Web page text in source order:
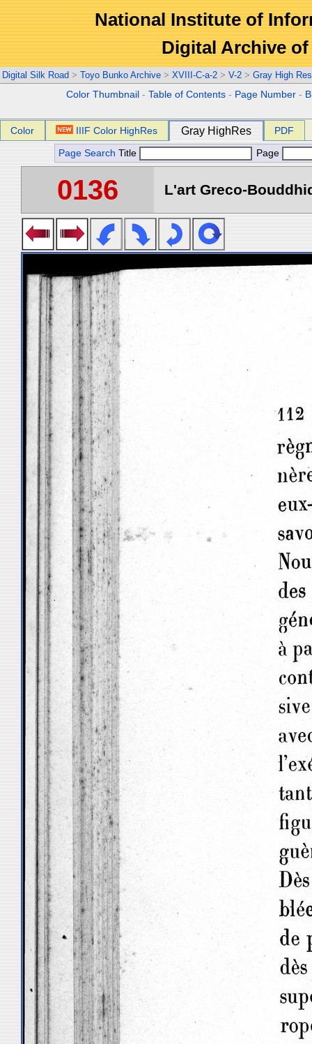
National Institute of
Digital Archive
Digital Silk Road > Toyo Bunko Archive > XVIII-C-a-2 > V-2 > Gray High
Color Thumbnail -Table of Contents - Page Number -
Color IIIF Color HighRes Gray HighRes PDF
Page Search Title Page
0136 L'art Greco-